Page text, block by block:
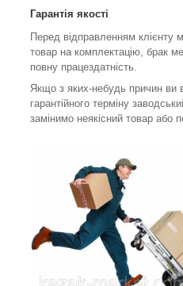
Гарантія якості
Перед відправленням клієнту
товар на комплектацію, брак
повну працездатність.
Якщо з яких-небудь причин ви
гарантійного терміну
замінимо неякісний товар або